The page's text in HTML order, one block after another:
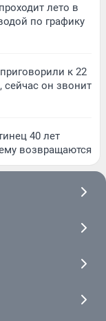
лето в
по графику
к 22
сейчас он звонит
40 лет
возвращаются